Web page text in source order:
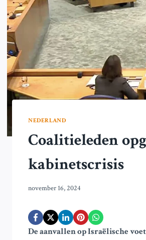
NEDERLAND
Coalitieleden
kabinetscrisis
november 16, 2024
De aanvallen op Israëlische